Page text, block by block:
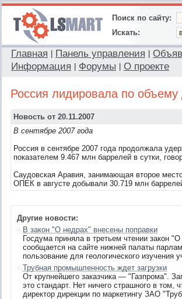
Поиск по сайту:
Искать:
Главная Панель управления
Информация
Форумы О проекте
Россия лидировала по
Новость от 20.11.2007
В сентябре 2007 года
Россия в сентябре 2007 года продолжала
показателем 9.467 млн баррелей в сутки,
Саудовская Аравия, занимающая второе
ОПЕК в августе добывали 30.719 млн
Другие новости:
В закон "О недрах" внесены поправки
Госдума приняла в третьем чтении закон
сообщается на сайте нижней палаты
пользование для геологического изучения
Трубная промышленность ждет загрузки
От крупнейшего заказчика — "Газпрома".
это стандарт. Нет ничего страшного в
директор дирекции по маркетингу ЗАО